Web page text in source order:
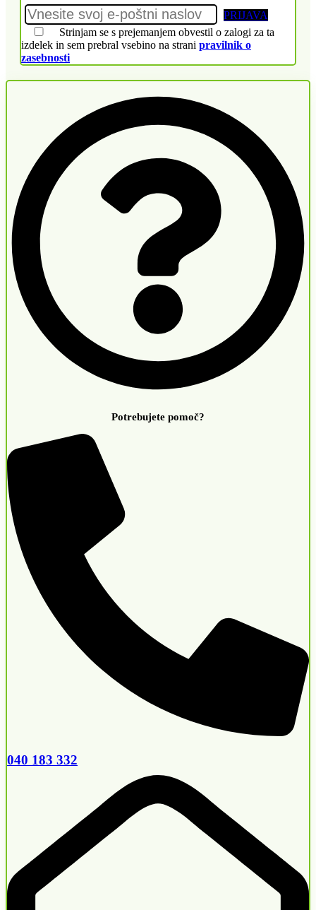
PRIJAVA
Strinjam se s prejemanjem obvestil o zalogi za ta
izdelek in sem prebral vsebino na strani pravilnik o
zasebnosti
Potrebujete pomoč?
040 183 332